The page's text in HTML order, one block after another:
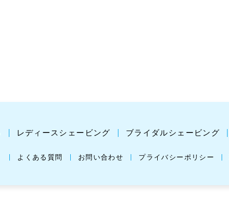
レディースシェービング ブライダルシェービング
よくある質問 お問い合わせ プライバシーポリシー